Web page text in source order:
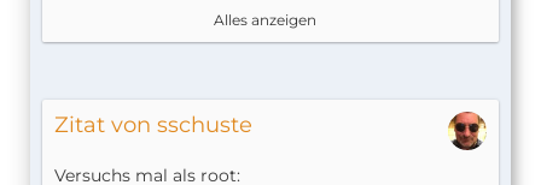
Ansonsten ist dem Beitrag von
Bobby Slope
Alles anzeigen
Zitat von sschuste
Versuchs mal als root: